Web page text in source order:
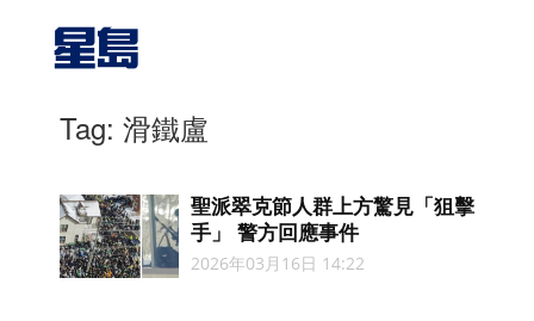
Tag: 滑鐵盧
聖派翠克節人群上方驚見「狙擊
手」 警方回應事件
2026年03月16日 14:22